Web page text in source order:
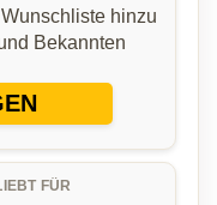
hinzu
Bekannten
FÜR